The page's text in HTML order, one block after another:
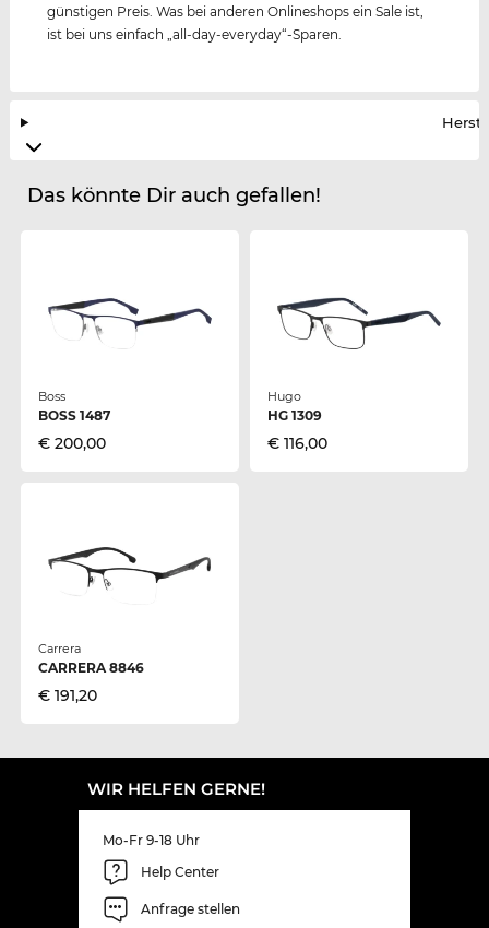
günstigen Preis. Was bei anderen Onlineshops ein Sale ist,
ist bei uns einfach „all-day-everyday“-Sparen.
Das könnte Dir auch gefallen!
Boss
BOSS 1487
€ 200,00
Hugo
HG 1309
€ 116,00
Carrera
CARRERA 8846
€ 191,20
WIR HELFEN GERNE!
Mo-Fr 9-18 Uhr
Help Center
Anfrage stellen